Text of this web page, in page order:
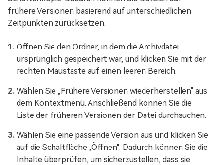
frühere Versionen basierend auf unterschiedlichen
Zeitpunkten zurücksetzen.
Öffnen Sie den Ordner, in dem die Archivdatei
ursprünglich gespeichert war, und klicken Sie mit der
rechten Maustaste auf einen leeren Bereich.
Wählen Sie „Frühere Versionen wiederherstellen" aus
dem Kontextmenü. Anschließend können Sie die
Liste der früheren Versionen der Datei durchsuchen.
Wählen Sie eine passende Version aus und klicken Sie
auf die Schaltfläche „Öffnen". Dadurch können Sie die
Inhalte überprüfen, um sicherzustellen, dass sie